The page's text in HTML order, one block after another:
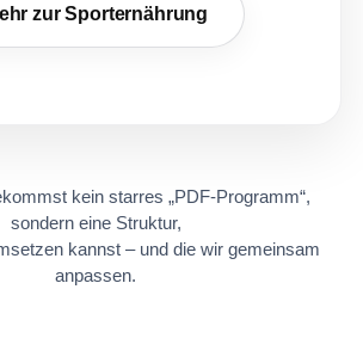
zur Sporternährung
kein starres „PDF-Programm“,
sondern eine Struktur,
kannst – und die wir gemeinsam
anpassen.